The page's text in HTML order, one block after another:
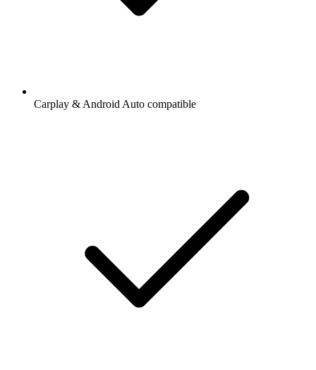
Carplay & Android Auto compatible